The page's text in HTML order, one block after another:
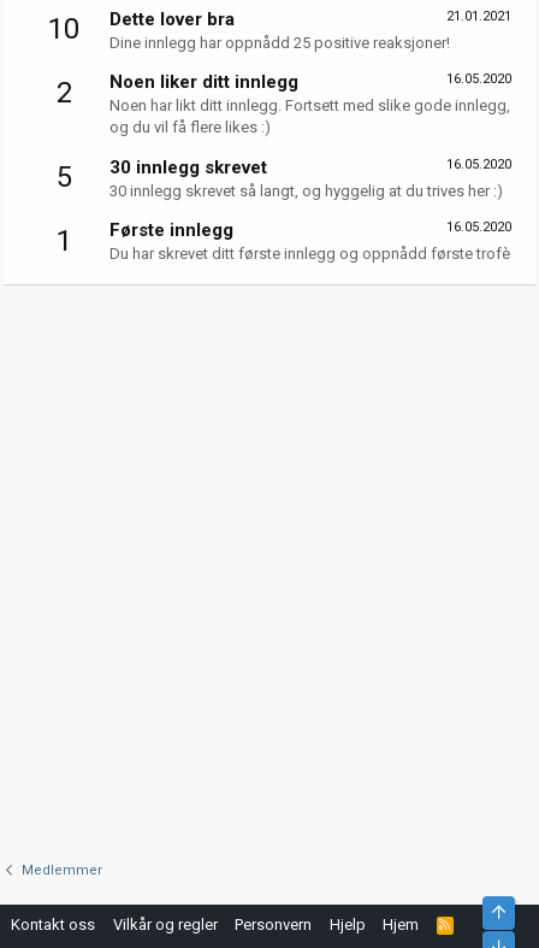
10 21.01.2021
Dette lover bra
Dine innlegg har oppnådd 25 positive reaksjoner!
2 16.05.2020
Noen liker ditt innlegg
Noen har likt ditt innlegg. Fortsett med slike gode innlegg,
og du vil få flere likes :)
5 16.05.2020
30 innlegg skrevet
30 innlegg skrevet så langt, og hyggelig at du trives her :)
1 16.05.2020
Første innlegg
Du har skrevet ditt første innlegg og oppnådd første trofè
Medlemmer
Kontakt oss Vilkår og regler Personvern Hjelp Hjem
R
Topp